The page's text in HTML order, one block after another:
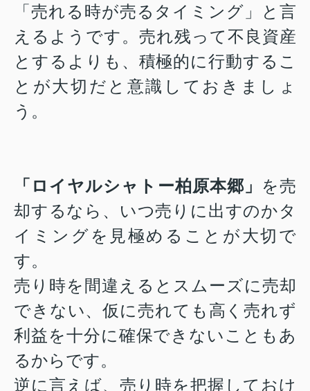
「売れる時が売るタイミング」と言
えるようです。売れ残って不良資産
とするよりも、積極的に行動するこ
とが大切だと意識しておきましょ
う。
「 ロイヤルシャトー柏原本郷 」 を売
却するなら、いつ売りに出すのかタ
イミングを見極めることが大切で
す。
売り時を間違えるとスムーズに売却
できない、仮に売れても高く売れず
利益を十分に確保できない こともあ
るからです。
逆に言えば、売り時を把握しておけ